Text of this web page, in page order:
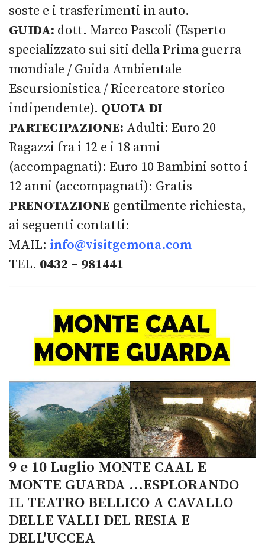
soste e i trasferimenti in auto.
GUIDA: dott. Marco Pascoli (Esperto
specializzato sui siti della Prima guerra
mondiale / Guida Ambientale
Escursionistica / Ricercatore storico
indipendente). QUOTA DI
PARTECIPAZIONE: Adulti: Euro 20
Ragazzi fra i 12 e i 18 anni
(accompagnati): Euro 10 Bambini sotto i
12 anni (accompagnati): Gratis
PRENOTAZIONE gentilmente richiesta,
ai seguenti contatti:
MAIL: info@visitgemona.com
TEL. 0432 – 981441
9 e 10 Luglio MONTE CAAL E
MONTE GUARDA ...ESPLORANDO
IL TEATRO BELLICO A CAVALLO
DELLE VALLI DEL RESIA E
DELL'UCCEA